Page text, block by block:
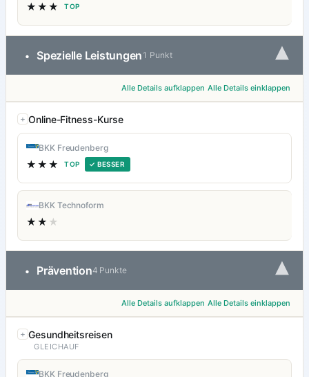
★★★ TOP
• Spezielle Leistungen 1 Punkt ▾
Alle Details aufklappen Alle Details einklappen
Online-Fitness-Kurse
BKK Freudenberg
★★★ TOP ✓ BESSER
BKK Technoform
★★ ★
• Prävention4 Punkte ▾
Alle Details aufklappen Alle Details einklappen
Gesundheitsreisen
GLEICHAUF
BKK Freudenberg